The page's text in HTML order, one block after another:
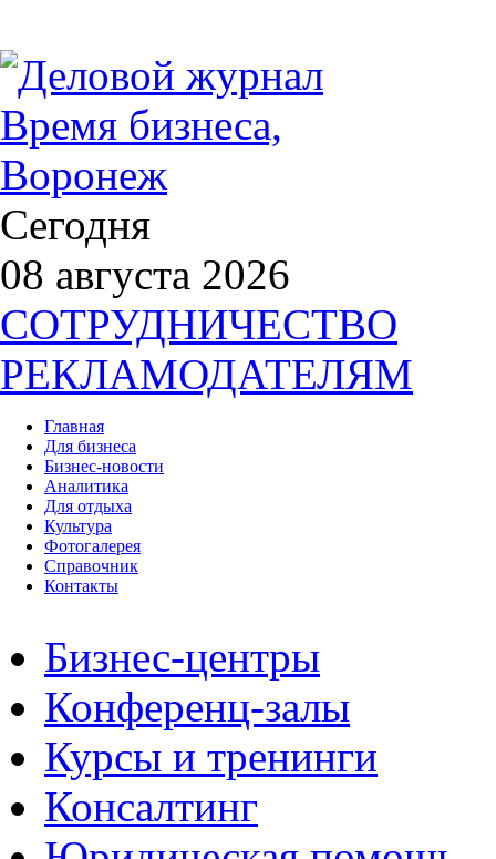
Сегодня
08 августа 2026
СОТРУДНИЧЕСТВО
РЕКЛАМОДАТЕЛЯМ
Главная
Для бизнеса
Бизнес-новости
Аналитика
Для отдыха
Культура
Фотогалерея
Справочник
Контакты
Бизнес-центры
Конференц-залы
Курсы и тренинги
Консалтинг